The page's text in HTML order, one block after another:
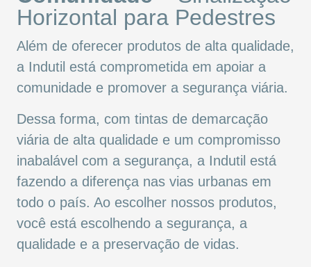
Horizontal para Pedestres
Além de oferecer produtos de alta qualidade,
a Indutil está comprometida em apoiar a
comunidade e promover a segurança viária.
Dessa forma, com tintas de demarcação
viária de alta qualidade e um compromisso
inabalável com a segurança, a Indutil está
fazendo a diferença nas vias urbanas em
todo o país. Ao escolher nossos produtos,
você está escolhendo a segurança, a
qualidade e a preservação de vidas.